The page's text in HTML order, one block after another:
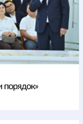
порядок»